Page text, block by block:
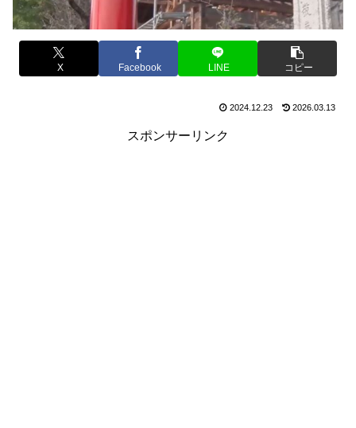
X Facebook LINE コピー
2024.12.23 2026.03.13
スポンサーリンク